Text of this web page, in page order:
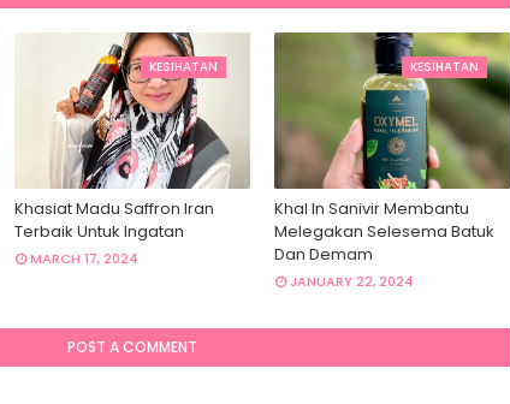
KESIHATAN
Khasiat Madu Saffron Iran
Terbaik Untuk Ingatan
MARCH 17, 2024
KESIHATAN
Khal In Sanivir Membantu
Melegakan Selesema Batuk
Dan Demam
JANUARY 22, 2024
POST A COMMENT